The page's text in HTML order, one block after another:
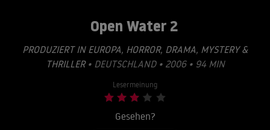
Open Water 2
PRODUZIERT IN EUROPA, HORROR, DRAMA, MYSTERY &
THRILLER• DEUTSCHLAND • 2006 • 94 MIN
Lesermeinung
Gesehen?